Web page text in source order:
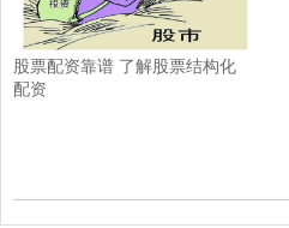
股票配资靠谱 了解股票结构化
配资